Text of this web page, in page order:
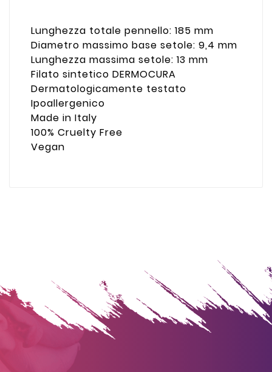
Lunghezza totale pennello: 185 mm
Diametro massimo base setole: 9,4 mm
Lunghezza massima setole: 13 mm
Filato sintetico DERMOCURA
Dermatologicamente testato
Ipoallergenico
Made in Italy
100% Cruelty Free
Vegan